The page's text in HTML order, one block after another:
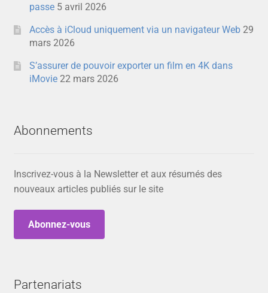
passe 5 avril 2026
Accès à iCloud uniquement via un navigateur Web 29
mars 2026
S’assurer de pouvoir exporter un film en 4K dans
iMovie 22 mars 2026
Abonnements
Inscrivez-vous à la Newsletter et aux résumés des
nouveaux articles publiés sur le site
Abonnez-vous
Partenariats